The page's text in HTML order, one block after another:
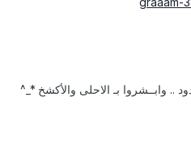
.. وابــشروا بـ الاحلى والأكشخ *_^